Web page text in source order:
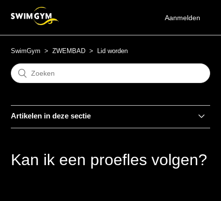
Aanmelden
SwimGym ZWEMBAD Lid worden
Artikelen in deze sectie
Kan ik een proefles volgen?
Kan ik een proefles volgen?